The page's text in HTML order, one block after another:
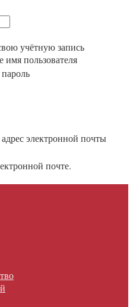
учётную запись
имя пользователя
электронной почты
почте.